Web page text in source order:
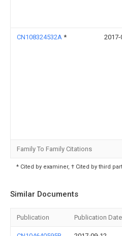
CN108324532A * 2017-
Family To Family Citations
* Cited by examiner, † Cited by third
Similar Documents
Publication Publication Date